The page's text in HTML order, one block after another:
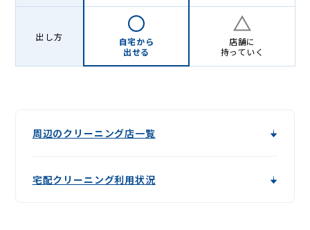
出し方
自宅から
出せる
店舗に
持っていく
周辺のクリーニング店一覧
宅配クリーニング利用状況